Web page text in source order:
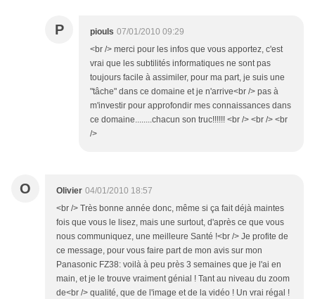
P piouls 07/01/2010 09:29
<br /> merci pour les infos que vous apportez, c'est
vrai que les subtilités informatiques ne sont pas
toujours facile à assimiler, pour ma part, je suis une
"tâche" dans ce domaine et je n'arrive<br /> pas à
m'investir pour approfondir mes connaissances dans
ce domaine........chacun son truc!!!!!! <br /> <br /> <br
/>
O Olivier 04/01/2010 18:57
<br /> Très bonne année donc, même si ça fait déjà maintes
fois que vous le lisez, mais une surtout, d'après ce que vous
nous communiquez, une meilleure Santé !<br /> Je profite de
ce message, pour vous faire part de mon avis sur mon
Panasonic FZ38: voilà à peu près 3 semaines que je l'ai en
main, et je le trouve vraiment génial ! Tant au niveau du zoom
de<br /> qualité, que de l'image et de la vidéo ! Un vrai régal !